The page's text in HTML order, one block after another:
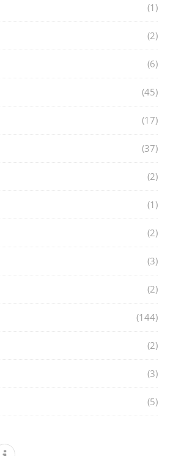
(1)
(2)
(6)
(45)
(17)
(37)
(2)
(1)
(2)
(3)
(2)
(144)
(2)
(3)
(5)